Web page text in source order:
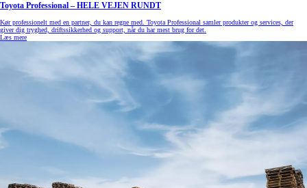
Toyota Professional – HELE VEJEN RUNDT
Kør professionelt med en partner, du kan regne med. Toyota Professional samler produkter og services, der
giver dig tryghed, driftssikkerhed og support, når du har mest brug for det.
Læs mere